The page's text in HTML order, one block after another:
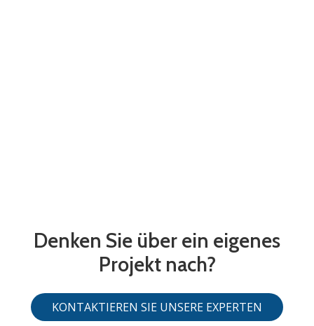
Denken Sie über ein eigenes
Projekt nach?
KONTAKTIEREN SIE UNSERE EXPERTEN